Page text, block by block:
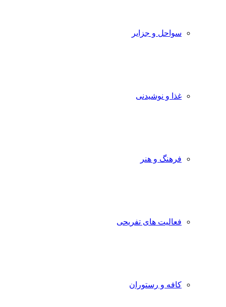
سواحل و جزایر
غذا و نوشیدنی
فرهنگ و هنر
فعالیت های تفریحی
کافه و رستوران